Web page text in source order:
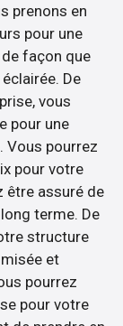
prenons en
pour une
façon que
De
vous
pour une
Vous pourrez
pour votre
être assuré de
terme. De
structure
et
pourrez
pour votre